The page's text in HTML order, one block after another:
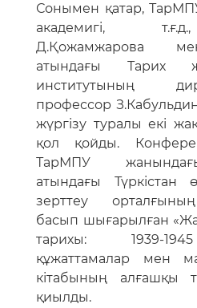
Сонымен қатар,
академигі,
Д.Қожамжарова
атындағы Тарих
институтының
профессор
жүргізу туралы екі
қол қойды.
ТарМПУ
атындағы Түркістан
зерттеу
басып шығарылған
тарихы: 1939-
құжаттамалар мен
кітабының алғашқы
қиылды.